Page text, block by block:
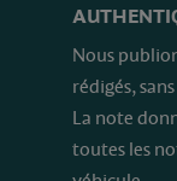
Nous
rédigés,
La note
toutes les